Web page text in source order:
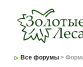
Все форумы >